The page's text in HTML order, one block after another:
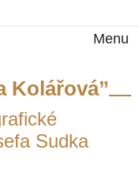
Menu
Kolářová”
Sudka